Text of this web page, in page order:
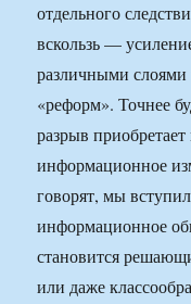
отдельного
вскользь —
различными слоями
«реформ». Точнее
разрыв
информационное
говорят, мы
информационное
становится
или даже